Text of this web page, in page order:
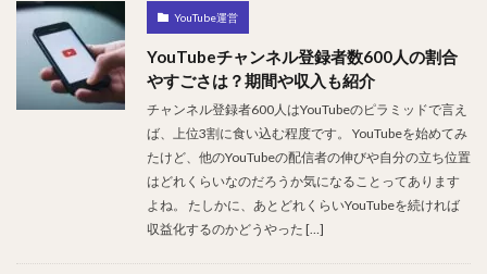
YouTube運営
YouTubeチャンネル登録者数600人の割合
やすごさは？期間や収入も紹介
チャンネル登録者600人はYouTubeのピラミッドで言え
ば、上位3割に食い込む程度です。 YouTubeを始めてみ
たけど、他のYouTubeの配信者の伸びや自分の立ち位置
はどれくらいなのだろうか気になることってあります
よね。 たしかに、あとどれくらいYouTubeを続ければ
収益化するのかどうやった […]